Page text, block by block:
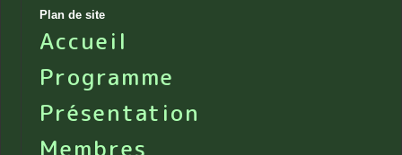
Plan de site
Accueil
Programme
Présentation
Membres